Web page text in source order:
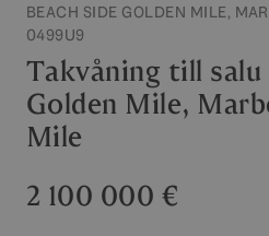
BEACH SIDE GOLDEN MILE,
0499U9
Takvåning till salu
Golden Mile,
Mile
2 100 000 €